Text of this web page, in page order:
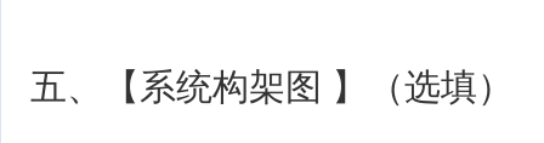
五、【系统构架图 】（选填）